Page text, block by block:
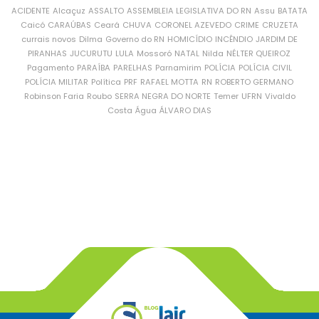
ACIDENTE Alcaçuz ASSALTO ASSEMBLEIA LEGISLATIVA DO RN Assu BATATA
Caicó CARAÚBAS Ceará CHUVA CORONEL AZEVEDO CRIME CRUZETA
currais novos Dilma Governo do RN HOMICÍDIO INCÊNDIO JARDIM DE
PIRANHAS JUCURUTU LULA Mossoró NATAL Nilda NÉLTER QUEIROZ
Pagamento PARAÍBA PARELHAS Parnamirim POLÍCIA POLÍCIA CIVIL
POLÍCIA MILITAR Política PRF RAFAEL MOTTA RN ROBERTO GERMANO
Robinson Faria Roubo SERRA NEGRA DO NORTE Temer UFRN Vivaldo
Costa Água ÁLVARO DIAS